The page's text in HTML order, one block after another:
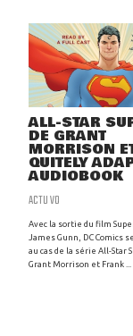
ALL-STAR
DE GRANT
MORRISON
QUITELY
AUDIOBOOK
ACTU VO
Avec la sortie du film
James Gunn, DC Comics
au cas de la série All-Star
Grant Morrison et Frank ...